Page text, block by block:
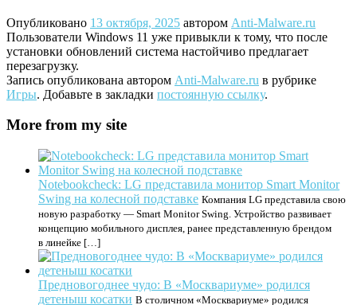
Опубликовано 13 октября, 2025 автором Anti-Malware.ru
Пользователи Windows 11 уже привыкли к тому, что после
установки обновлений система настойчиво предлагает
перезагрузку.
Запись опубликована автором Anti-Malware.ru в рубрике
Игры. Добавьте в закладки постоянную ссылку.
More from my site
Notebookcheck: LG представила монитор Smart Monitor
Swing на колесной подставке Компания LG представила свою
новую разработку — Smart Monitor Swing. Устройство развивает
концепцию мобильного дисплея, ранее представленную брендом
в линейке […]
Предновогоднее чудо: В «Москвариуме» родился
детеныш косатки В столичном «Москвариуме» родился